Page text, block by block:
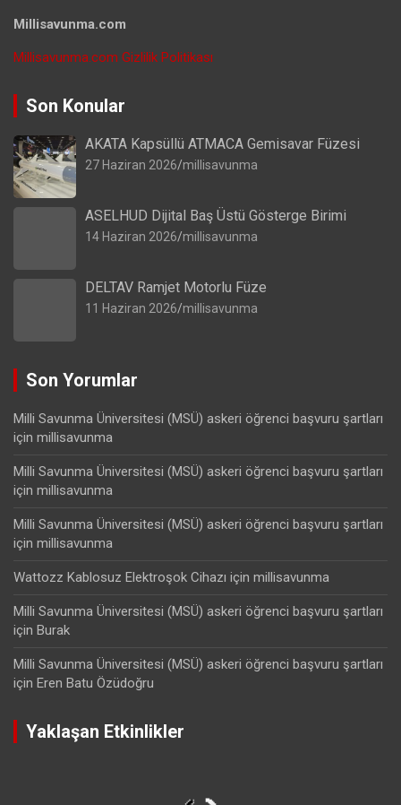
Millisavunma.com
Millisavunma.com Gizlilik Politikası
Son Konular
AKATA Kapsüllü ATMACA Gemisavar Füzesi
27 Haziran 2026 millisavunma
ASELHUD Dijital Baş Üstü Gösterge Birimi
14 Haziran 2026 millisavunma
DELTAV Ramjet Motorlu Füze
11 Haziran 2026 millisavunma
Son Yorumlar
Milli Savunma Üniversitesi (MSÜ) askeri öğrenci başvuru şartları
için millisavunma
Milli Savunma Üniversitesi (MSÜ) askeri öğrenci başvuru şartları
için millisavunma
Milli Savunma Üniversitesi (MSÜ) askeri öğrenci başvuru şartları
için millisavunma
Wattozz Kablosuz Elektroşok Cihazı için millisavunma
Milli Savunma Üniversitesi (MSÜ) askeri öğrenci başvuru şartları
için Burak
Milli Savunma Üniversitesi (MSÜ) askeri öğrenci başvuru şartları
için Eren Batu Özüdoğru
Yaklaşan Etkinlikler